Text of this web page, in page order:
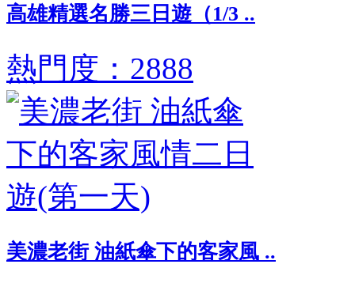
高雄精選名勝三日遊（1/3 ..
熱門度：2888
美濃老街 油紙傘下的客家風 ..